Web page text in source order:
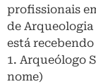
profissionais
de
está
1. Arqueólogo
nome)